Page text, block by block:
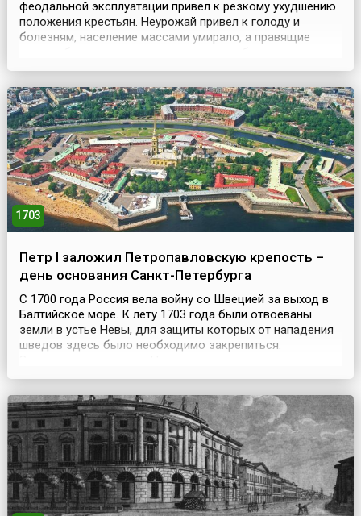
феодальной эксплуатации привел к резкому ухудшению
положения крестьян. Неурожай привел к голоду и
болезням, население массами умирало, а правящие
Крестьянское волнение все возрастало. В 1604 году в
Отрепьев, выдававший себя за сына царя Ивана IV
Грозного. Появлени...
1703
Петр I заложил Петропавловскую крепость –
день основания Санкт-Петербурга
С 1700 года Россия вела войну со Швецией за выход в
Балтийское море. К лету 1703 года были отвоеваны
земли в устье Невы, для защиты которых от нападения
шведов здесь было необходимо закрепиться.
недостаточно пригодной для этого, место для новой
Заячий), откуда прекрасно просматривались входы в
рукава Невы из...